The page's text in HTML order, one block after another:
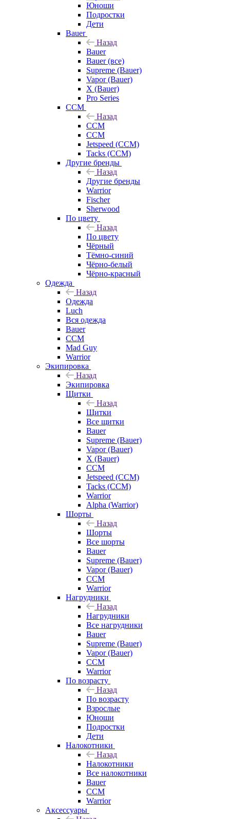
Юноши
Подростки
Дети
Bauer
Назад
Bauer
Bauer (все)
Supreme (Bauer)
Vapor (Bauer)
X (Bauer)
Pro Series
CCM
Назад
CCM
CCM
Jetspeed (CCM)
Tacks (CCM)
Другие бренды
Назад
Другие бренды
Warrior
Fischer
Sherwood
По цвету
Назад
По цвету
Чёрный
Тёмно-синий
Чёрно-белый
Чёрно-красный
Одежда
Назад
Одежда
Luch
Вся одежда
Bauer
CCM
Mad Guy
Warrior
Экипировка
Назад
Экипировка
Щитки
Назад
Щитки
Все щитки
Bauer
Supreme (Bauer)
Vapor (Bauer)
X (Bauer)
CCM
Jetspeed (CCM)
Tacks (CCM)
Warrior
Alpha (Warrior)
Шорты
Назад
Шорты
Все шорты
Bauer
Supreme (Bauer)
Vapor (Bauer)
CCM
Warrior
Нагрудники
Назад
Нагрудники
Все нагрудники
Bauer
Supreme (Bauer)
Vapor (Bauer)
CCM
Warrior
По возрасту
Назад
По возрасту
Взрослые
Юноши
Подростки
Дети
Налокотники
Назад
Налокотники
Все налокотники
Bauer
CCM
Warrior
Аксессуары